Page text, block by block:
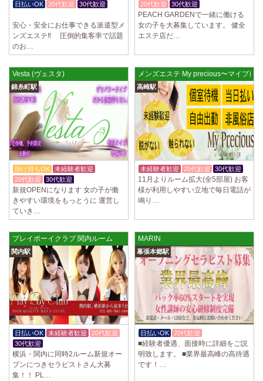
日払いOK 20代歓迎
30代歓迎
安心・安全にお仕事できる派遣型メ
ンズエステ‼ 圧倒的集客率で話題
のお…
20代歓迎 30代歓迎
PEACH GARDENで一緒に働ける
女の子を大募集しています。 健全
エステ店だ…
Vesta (ヴェスタ)
錦糸町駅
掛け持ちOK
未経験者歓迎
20代歓迎
30代歓迎
新規OPENになります 女の子が働
きやすい環境をもっとうに 運営し
ていき…
メンズエステ My precious〜マイプレ
高崎駅
未経験者歓迎 20代歓迎 30代歓迎
11月よりルーム拡大(全5部屋) お客
様が利用しやすい立地で毎日電話が
鳴り…
プレイボーイクラブ 関内ルーム
関内駅
日払いOK 未経験者歓迎
20代歓迎
30代歓迎
横浜・関内に同時2ルーム新規オー
プンにつきセラピストさん大募
集！！ PL…
MARIN
幕張本郷駅
日払いOK 20代歓迎
■経験者優遇、面接時に詳細をご説
明致します。 ■業界最高峰の高待遇
です！…